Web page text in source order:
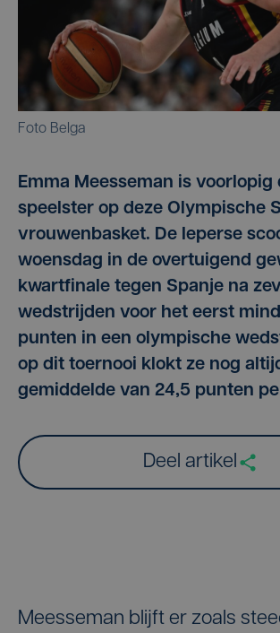
Foto Belga
Emma Meesseman is voorlopig
speelster op deze Olympische
vrouwenbasket. De Ieperse
woensdag in de overtuigend
kwartfinale tegen Spanje na
wedstrijden voor het eerst
punten in een olympische
op dit toernooi klokt ze nog
gemiddelde van 24,5 punten
Deel artikel
Meesseman blijft er zoals